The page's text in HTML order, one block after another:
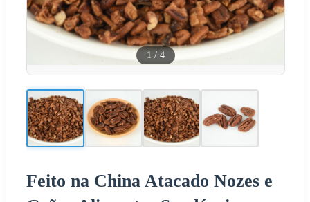
1 / 4
Feito na China Atacado Nozes e